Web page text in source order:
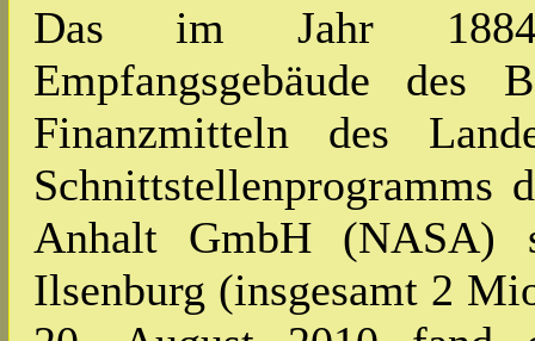
Das im Jahr 1884
Empfangsgebäude des
Finanzmitteln des
Schnittstellenprogramms
Anhalt GmbH (NASA)
Ilsenburg (insgesamt 2